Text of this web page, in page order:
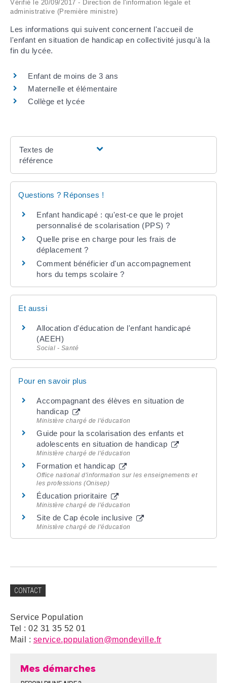
Vérifié le 20/09/2017 - Direction de l'information légale et
administrative (Première ministre)
Les informations qui suivent concernent l'accueil de
l'enfant en situation de handicap en collectivité jusqu'à la
fin du lycée.
Enfant de moins de 3 ans
Maternelle et élémentaire
Collège et lycée
Textes de
référence
Questions ? Réponses !
Enfant handicapé : qu'est-ce que le projet
personnalisé de scolarisation (PPS) ?
Quelle prise en charge pour les frais de
déplacement ?
Comment bénéficier d'un accompagnement
hors du temps scolaire ?
Et aussi
Allocation d'éducation de l'enfant handicapé
(AEEH)
Social - Santé
Pour en savoir plus
Accompagnant des élèves en situation de
handicap
Ministère chargé de l'éducation
Guide pour la scolarisation des enfants et
adolescents en situation de handicap
Ministère chargé de l'éducation
Formation et handicap
Office national d'information sur les enseignements et
les professions (Onisep)
Éducation prioritaire
Ministère chargé de l'éducation
Site de Cap école inclusive
Ministère chargé de l'éducation
CONTACT
Service Population
Tel : 02 31 35 52 01
Mail : service.population@mondeville.fr
Mes démarches
DÉLIBÉRATIONS